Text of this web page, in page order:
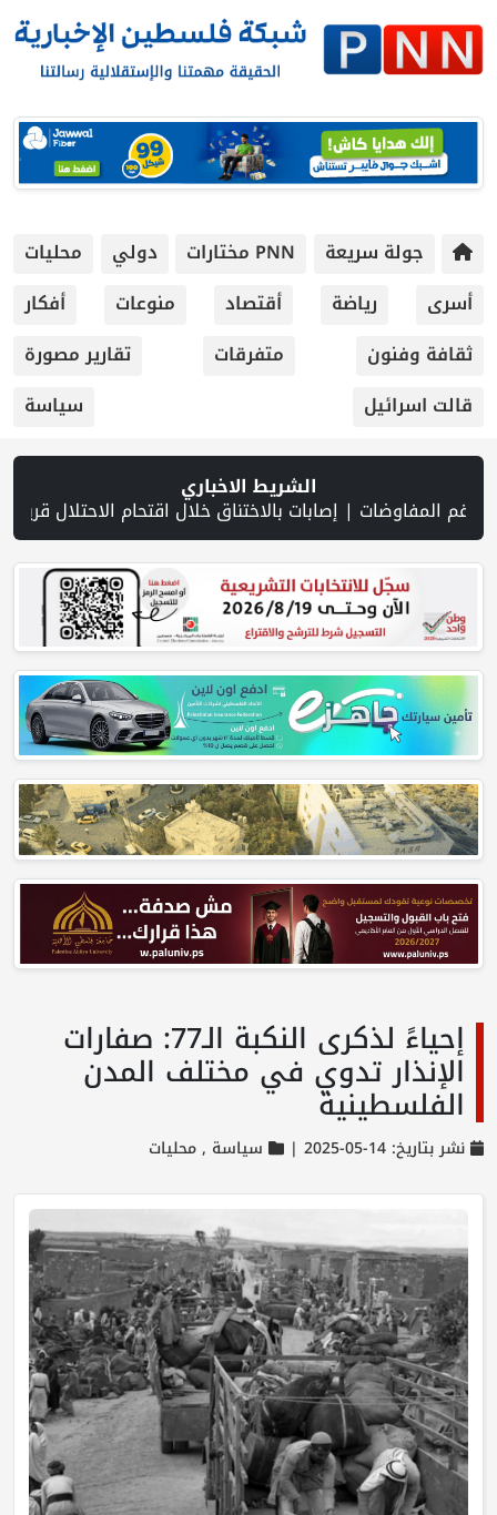
جولة سريعة PNN مختارات دولي
محليات
أسرى
رياضة أقتصاد منوعات
أفكار
ثقافة وفنون
متفرقات
تقارير مصورة
قالت اسرائيل
سياسة
الشريط الاخباري
توفر دعمًا للمستوطنين المتهمين بجرائم ضد الفلسطينيين | فانس: نضغط على إيران لفتح مضيق هرمز.. وطهران تتحدث عن مسار ملاحي
إحياءً لذكرى النكبة الـ77: صفارات
الإنذار تدوي في مختلف المدن
الفلسطينية
نشر بتاريخ: 14-05-2025 | سياسة ,محليات